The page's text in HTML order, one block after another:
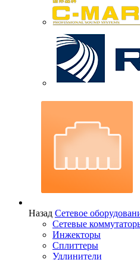
Назад Сетевое
Сетевые
Инжекторы
Сплиттеры
Удлинители